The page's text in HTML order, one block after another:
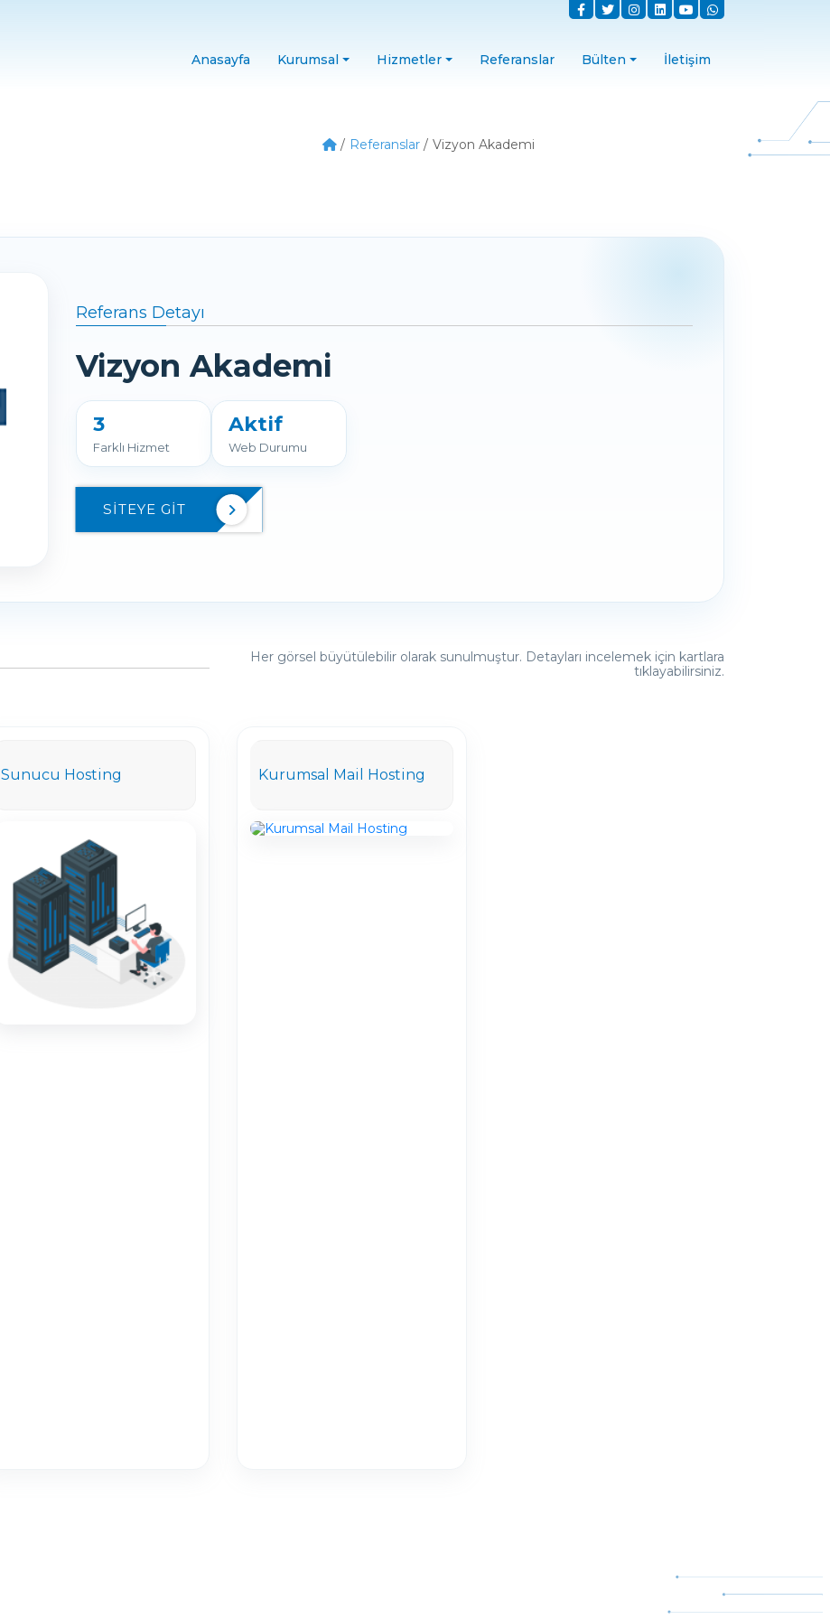
Anasayfa Kurumsal Hizmetler Referanslar Bülten İletişim
Referanslar Vizyon Akademi
Referans Detayı
Vizyon Akademi
3
Farklı Hizmet
Aktif
Web Durumu
SITEYE GIT
Her görsel büyütülebilir olarak sunulmuştur. Detayları incelemek için kartlara
tıklayabilirsiniz.
Sunucu Hosting Kurumsal Mail Hosting